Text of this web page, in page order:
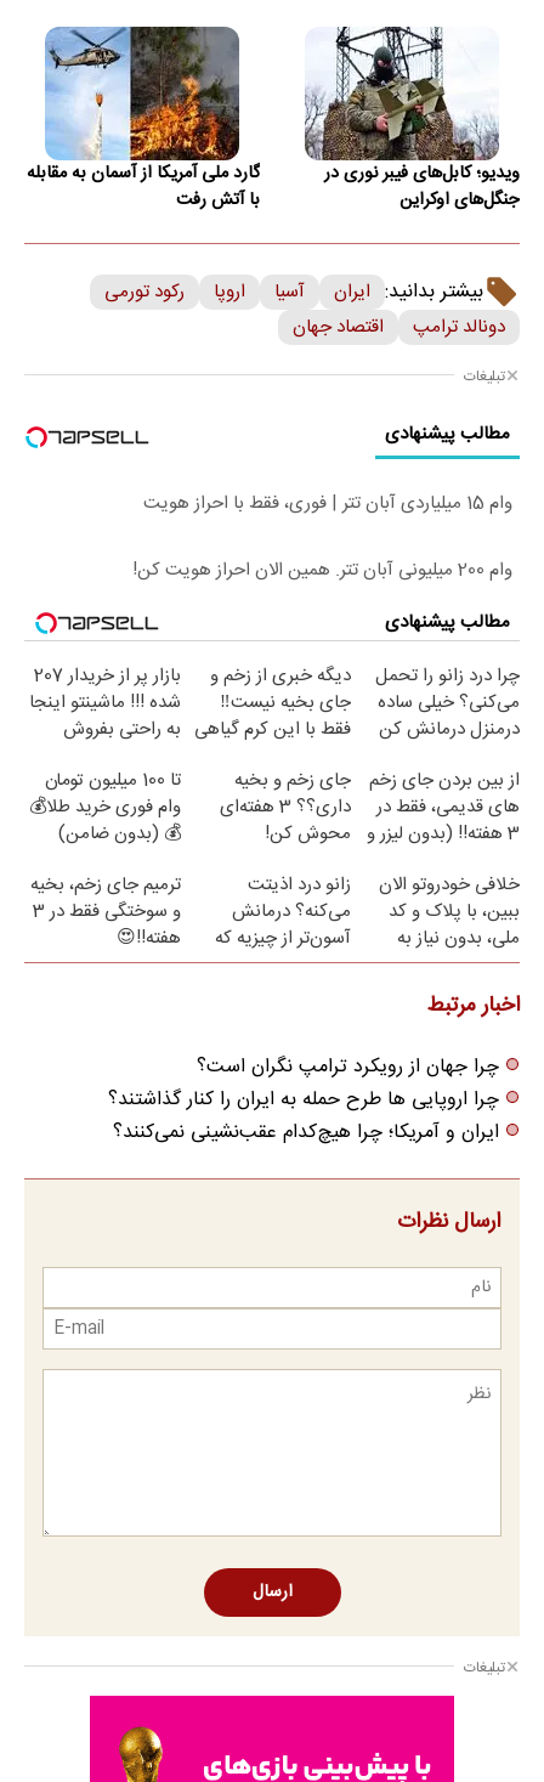
ویدیو؛ کابل‌های فیبر نوری در
جنگل‌های اوکراین
گارد ملی آمریکا از آسمان به مقابله
با آتش رفت
بیشتر بدانید: ایران آسیا اروپا
رکود تورمی
دونالد ترامپ
اقتصاد جهان
تبلیغات
مطالب پیشنهادی
وام 15 میلیاردی آبان تتر | فوری، فقط با احراز هویت
وام 200 میلیونی آبان تتر. همین الان احراز هویت کن!
مطالب پیشنهادی
چرا درد زانو را تحمل
می‌کنی؟ خیلی ساده
درمنزل درمانش کن
دیگه خبری از زخم و
جای بخیه نیست‼️
فقط با این کرم گیاهی
بازار پر از خریدار 207
شده !!! ماشینتو اینجا
به راحتی بفروش
از بین بردن جای زخم
های قدیمی، فقط در
3 هفته!! (بدون لیزر و
جای زخم و بخیه
داری؟؟ 3 هفته‌ای
محوش کن!
تا 100 میلیون تومان
وام فوری خرید طلا💰
💰 (بدون ضامن)
خلافی خودروتو الان
ببین، با پلاک و کد
ملی، بدون نیاز به
مراجعه حضوری
زانو درد اذیتت
می‌کنه؟ درمانش
آسون‌تر از چیزیه که
فکر
ترمیم جای زخم، بخیه
و سوختگی فقط در 3
هفته!!😍
اخبار مرتبط
چرا جهان از رویکرد ترامپ نگران است؟
چرا اروپایی ها طرح حمله به ایران را کنار گذاشتند؟
ایران و آمریکا؛ چرا هیچ‌کدام عقب‌نشینی نمی‌کنند؟
ارسال نظرات
ارسال
تبلیغات